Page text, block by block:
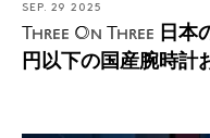
SEP. 29 2025
Three On Three 日本
円以下の国産腕時計